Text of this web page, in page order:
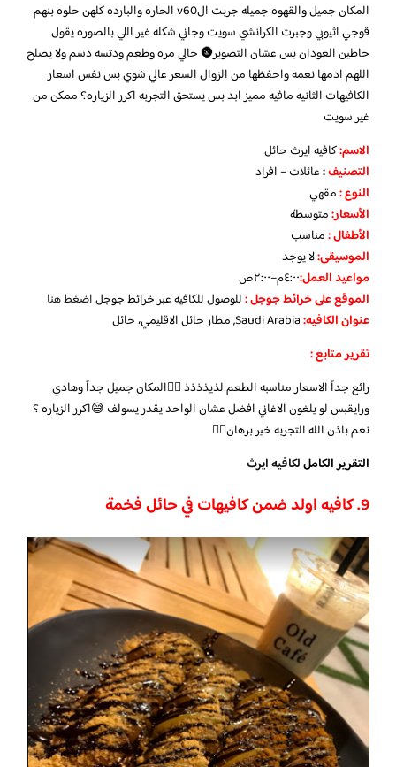
المكان جميل والقهوه جميله جربت الv60 الحاره والبارده كلهن حلوه بنهم
قوجي اثيوبي وجبرت الكرانشي سويت وجاني شكله غير اللي بالصوره يقول
حاطين العودان بس عشان التصوير🌚 حالي مره وطعم ودتسه دسم ولا يصلح
اللهم ادمها نعمه واحفظها من الزوال السعر عالي شوي بس نفس اسعار
الكافيهات الثانيه مافيه مميز ابد بس يستحق التجربه اكرر الزياره؟ ممكن من
غير سويت
الاسم:كافيه ايرث حائل
التصنيف:عائلات – افراد
النوع :مقهي
الأسعار:متوسطة
الأطفال:مناسب
الموسيقى:لا يوجد
مواعيد العمل:٤:٠٠م–٢:٠٠ص
الموقع على خرائط جوجل:للوصول للكافيه عبر خرائط جوجلاضغط هنا
عنوان الكافيه:
تقرير متابع :
رائع جداً الاسعار مناسبه الطعم لذيذذذذ 👌🏻المكان جميل جداً وهادي
ورايقبس لو يلغون الاغاني افضل عشان الواحد يقدر يسولف 😅اكرر الزياره ؟
نعم باذن الله التجربه خير برهان👌🏻
التقرير الكامللكافيه ايرث
9. كافيه اولد ضمن كافيهات في حائل فخمة